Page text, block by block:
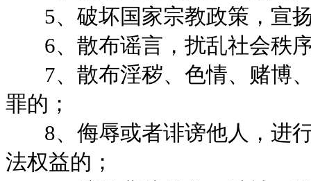
5、破坏国家宗教政策，宣
6、散布谣言，扰乱社会秩
7、散布淫秽、色情、赌博
罪的；
8、侮辱或者诽谤他人，进
法权益的；